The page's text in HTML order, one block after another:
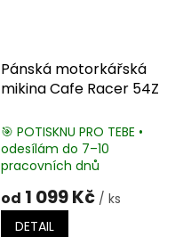
Pánská motorkářská
mikina Cafe Racer 54Z
🎯 POTISKNU PRO TEBE •
odesílám do 7–10
pracovních dnů
od 1 099 Kč / ks
DETAIL